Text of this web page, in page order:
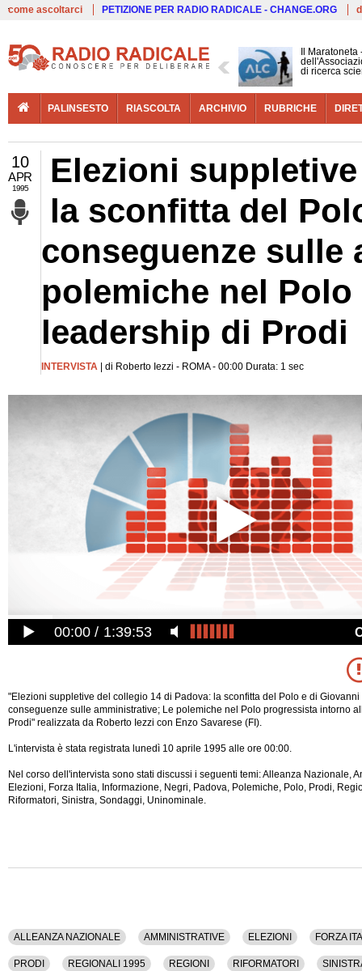
come ascoltarci PETIZIONE PER RADIO RADICALE - CHANGE.ORG
Il
di ricerca
PALINSESTO RIASCOLTA ARCHIVIO RUBRICHE
10
APR
1995
Elezioni
la sconfitta del
conseguenze sulle
polemiche nel
leadership di Prodi
INTERVISTA | di Roberto Iezzi - ROMA - 00:00 Durata: 1 sec
00:00 1:39:53
"Elezioni suppletive del collegio 14 di Padova: la sconfitta del Polo e di Giovanni
conseguenze sulle amministrative; Le polemiche nel Polo progressista intorno
Prodi" realizzata da Roberto Iezzi con Enzo Savarese (FI).
L'intervista è stata registrata lunedì 10 aprile 1995 alle ore 00:00.
Nel corso dell'intervista sono stati discussi i seguenti temi: Alleanza Nazionale,
Elezioni, Forza Italia, Informazione, Negri, Padova, Polemiche, Polo, Prodi,
Riformatori, Sinistra, Sondaggi, Uninominale.
ALLEANZA NAZIONALE AMMINISTRATIVE ELEZIONI FORZA
PRODI REGIONALI 1995 REGIONI RIFORMATORI